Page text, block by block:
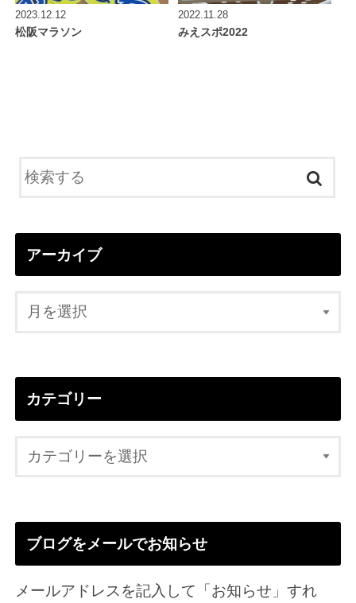
2023.12.12
松阪マラソン
2022.11.28
みえスポ2022
アーカイブ
カテゴリー
ブログをメールでお知らせ
メールアドレスを記入して「お知らせ」すれ